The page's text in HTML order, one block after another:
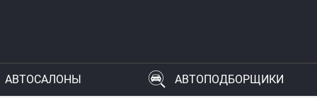
АВТОСАЛОНЫ АВТОПОДБОРЩИКИ